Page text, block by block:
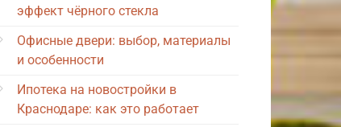
эффект чёрного стекла
Офисные двери: выбор, материалы
и особенности
Ипотека на новостройки в
Краснодаре: как это работает